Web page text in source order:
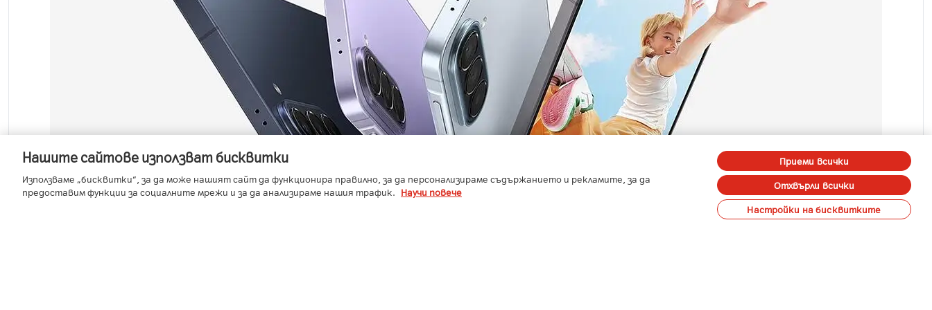
Нашите сайтове използват бисквитки
Използваме „бисквитки“, за да може нашият сайт да функционира правилно, за да персонализираме съдържанието и рекламите, за да
предоставим функции за социалните мрежи и за да анализираме нашия трафик. Научи повече
Настройки на бисквитките
Отхвърли всички
Приеми всички